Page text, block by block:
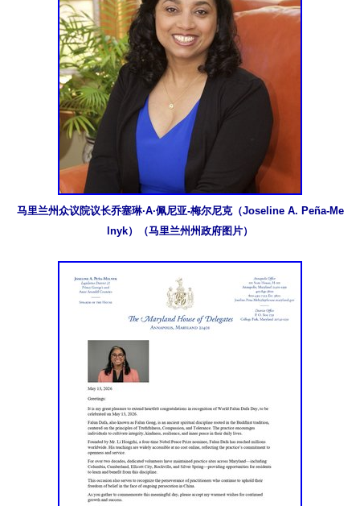
马里兰州众议院议长乔塞琳·A·佩尼亚-梅尔尼克（Joseline A. Peña-Me
lnyk）（马里兰州州政府图片）